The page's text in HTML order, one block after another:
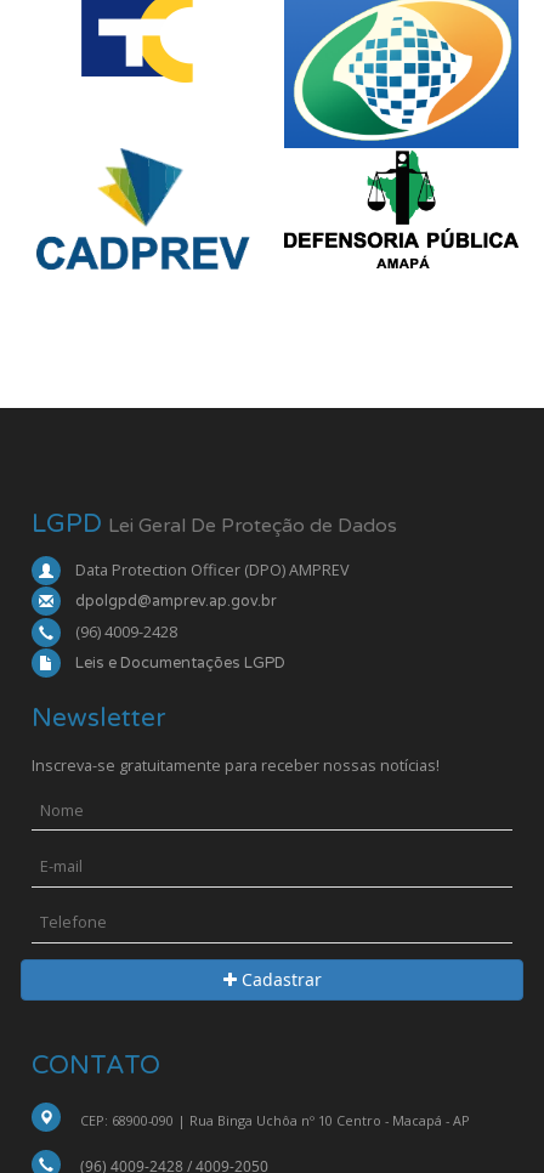
LGPD Lei Geral De Proteção de Dados
Data Protection Officer (DPO) AMPREV
dpolgpd@amprev.ap.gov.br
(96) 4009-2428
Leis e Documentações LGPD
Newsletter
Inscreva-se gratuitamente para receber nossas notícias!
Cadastrar
CONTATO
CEP: 68900-090 | Rua Binga Uchôa nº 10 Centro - Macapá - AP
(96) 4009-2428 / 4009-2050